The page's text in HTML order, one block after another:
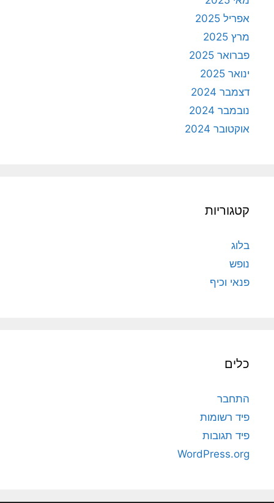
אפריל 2025
מרץ 2025
פברואר 2025
ינואר 2025
דצמבר 2024
נובמבר 2024
אוקטובר 2024
קטגוריות
בלוג
נופש
פנאי וכיף
כלים
התחבר
פיד רשומות
פיד תגובות
WordPress.org